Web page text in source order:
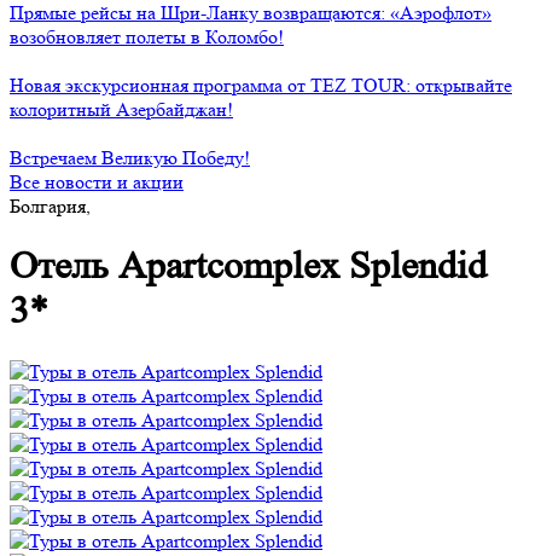
Прямые рейсы на Шри-Ланку возвращаются: «Аэрофлот»
возобновляет полеты в Коломбо!
Новая экскурсионная программа от TEZ TOUR: открывайте
колоритный Азербайджан!
Встречаем Великую Победу!
Все новости и акции
Болгария,
Отель Apartcomplex Splendid
3*